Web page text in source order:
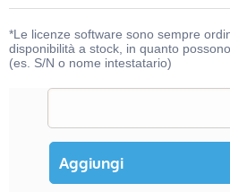
*Le licenze software sono sempre
disponibilità a stock, in quanto
(es. S/N o nome intestatario)